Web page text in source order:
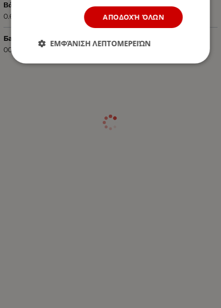
Βάρος (kg.)
0.60
Баркод (ISBN, UPC, др.)
0000519579127
ΑΠΟΔΟΧΉ ΌΛΩΝ
ΕΜΦΆΝΙΣΗ ΛΕΠΤΟΜΕΡΕΙΏΝ